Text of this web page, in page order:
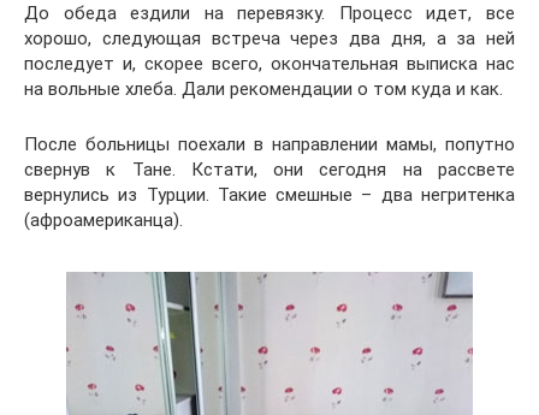
До обеда ездили на перевязку. Процесс идет, все
хорошо, следующая встреча через два дня, а за ней
последует и, скорее всего, окончательная выписка нас
на вольные хлеба. Дали рекомендации о том куда и как.
После больницы поехали в направлении мамы, попутно
свернув к Тане. Кстати, они сегодня на рассвете
вернулись из Турции. Такие смешные – два негритенка
(афроамериканца).